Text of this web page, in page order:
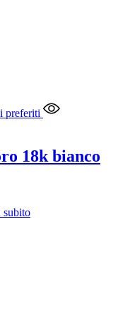
preferiti
18k bianco
subito